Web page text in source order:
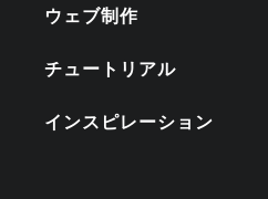
ウェブ制作
チュートリアル
インスピレーション